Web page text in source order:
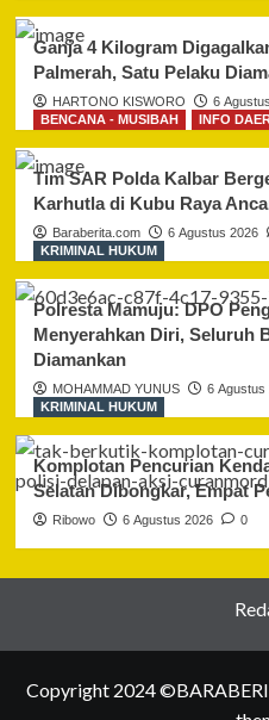
Ganja 4 Kilogram
Palmerah, Satu Pelaku
HARTONO KISWORO 6
BENCANA - MUSIBAH
INFO
Tim SAR Polda Kalbar
Karhutla di Kubu Raya
Baraberita.com 6 Agustus 2026
KRIMINAL HUKUM
Polresta Mamuju: DPO
Menyerahkan Diri, Seluruh
Diamankan
MOHAMMAD YUNUS 6 Agustus
KRIMINAL HUKUM
Komplotan Pencurian
Selatan Dibongkar, Empat
Ribowo 6 Agustus 2026 0
Copyright 2024